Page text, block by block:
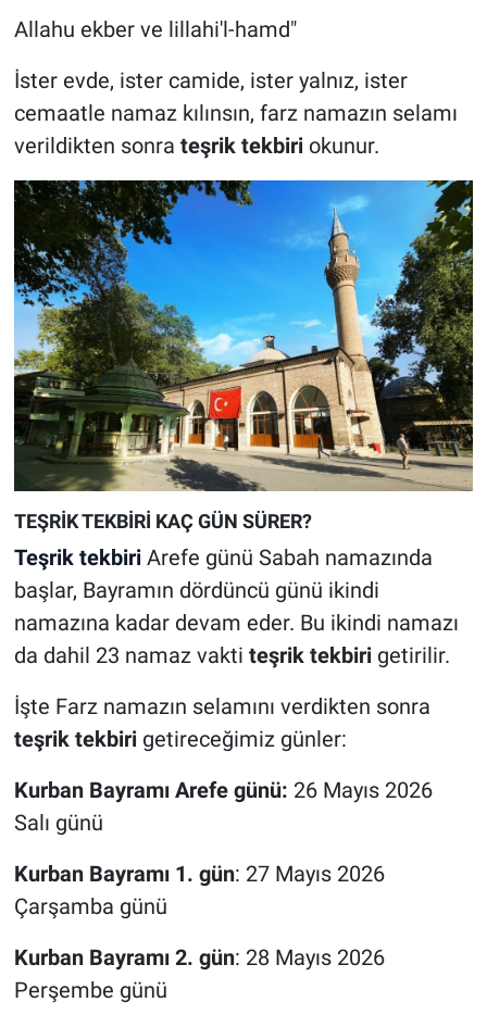
Allahu ekber ve lillahi'l-hamd"
İster evde, ister camide, ister yalnız, ister
cemaatle namaz kılınsın, farz namazın selamı
verildikten sonra teşrik tekbiriokunur.
TEŞRİK TEKBİRİ KAÇ GÜN SÜRER?
Teşrik tekbiri Arefe günü Sabah namazında
başlar, Bayramın dördüncü günü ikindi
namazına kadar devam eder. Bu ikindi namazı
da dahil 23 namaz vakti teşrik tekbirigetirilir.
İşte Farz namazın selamını verdikten sonra
teşrik tekbirigetireceğimiz günler:
Kurban Bayramı Arefe günü: 26 Mayıs 2026
Salı günü
Kurban Bayramı 1. gün: 27 Mayıs 2026
Çarşamba günü
Kurban Bayramı 2. gün: 28 Mayıs 2026
Perşembe günü